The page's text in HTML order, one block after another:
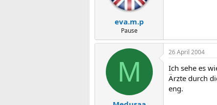
eva.m.p
Pause
M
26 April 2004
Ich sehe es
Ärzte durch
eng.